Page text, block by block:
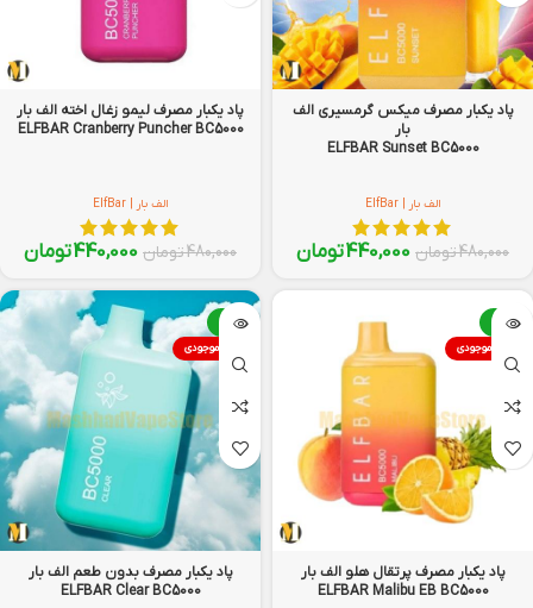
پاد یکبار مصرف میکس گرمسیری الف
بار
ELFBAR Sunset BC5000
الف بار | ElfBar
480,000تومان 440,000تومان
پاد یکبار مصرف لیمو زغال اخته الف بار
ELFBAR Cranberry Puncher BC5000
الف بار | ElfBar
480,000تومان 440,000تومان
-8%
اتمام موجودی
پاد یکبار مصرف پرتقال هلو الف بار
ELFBAR Malibu EB BC5000
-8%
اتمام موجودی
پاد یکبار مصرف بدون طعم الف بار
ELFBAR Clear BC5000